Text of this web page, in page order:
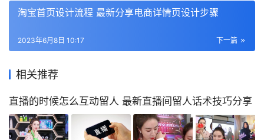
淘宝首页设计流程 最新分享电商详情页设计步骤
下一篇
2023年6月8日 10:17
相关推荐
直播的时候怎么互动留人 最新直播间留人话术技巧分享